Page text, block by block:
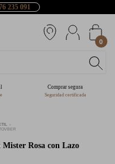
235 091
0
Comprar segura
Seguridad certificada
Rosa con Lazo